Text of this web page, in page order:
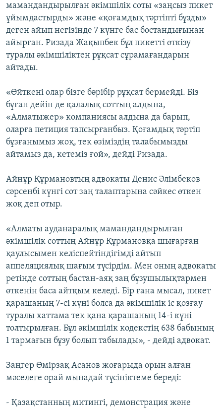
мамандандырылған әкімшілік соты «заңсыз пикет
ұйымдастырды» және «қоғамдық тәртіпті бұзды»
деген айып негізінде 7 күнге бас бостандығынан
айырған. Ризада Жақыпбек бұл пикетті өткізу
туралы әкімшіліктен рұқсат сұрамағандарын
айтады.
«Өйткені олар бізге бәрібір рұқсат бермейді. Біз
бұған дейін де қалалық соттың алдына,
«Алматыжер» компаниясы алдына да барып,
оларға петиция тапсырғанбыз. Қоғамдық тәртіп
бұзғанымыз жоқ, тек өзіміздің талабымызды
айтамыз да, кетеміз ғой», дейді Ризада.
Айнұр Құрмановтың адвокаты Денис Әлімбеков
сәрсенбі күнгі сот заң талаптарына сәйкес өткен
жоқ деп отыр.
«Алматы ауданаралық мамандандырылған
әкімшілік соттың Айнұр Құрмановқа шығарған
қаулысымен келіспейтіндігімді айтып
аппеляциялық шағым түсірдім. Мен оның адвокаты
ретінде соттың бастан-аяқ заң бұзушылықтармен
өткенін баса айтқым келеді. Бір ғана мысал, пикет
қарашаның 7-сі күні болса да әкімшілік іс қозғау
туралы хаттама тек қана қарашаның 14-і күні
толтырылған. Бұл әкімшілік кодекстің 638 бабының
1 тармағын бұзу болып табылады», - дейді адвокат.
Заңгер Өмірзақ Асанов жоғарыда орын алған
мәселеге орай мынадай түсініктеме береді:
- Қазақстанның митингі, демонстрация және